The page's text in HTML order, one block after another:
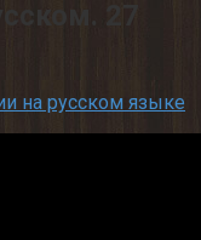
27
на русском языке